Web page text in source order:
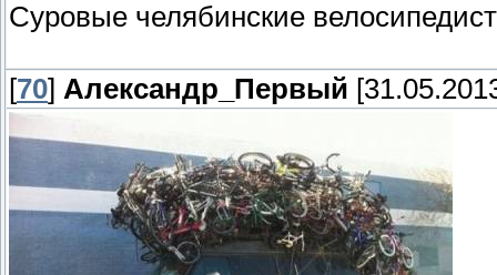
Суровые челябинские
[70] Александр_Первый